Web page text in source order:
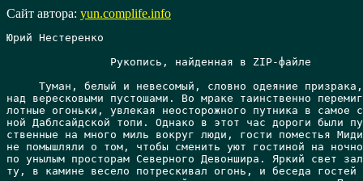
Сайт автора: yun.complife.info
Юрий Нестеренко
Туман, белый и невесомый, словно одеяние
над вересковыми пустошами. Во мраке таинственно
лотные огоньки, увлекая неосторожного путника в самое
ной Даблсайдской топи. Однако в этот час дороги были
ственные на много миль вокруг люди, гости поместья
не помышляли о том, чтобы сменить уют гостиной на
по унылым просторам Северного Девоншира. Яркий свет
ту, в камине весело потрескивал огонь, и беседа гостей